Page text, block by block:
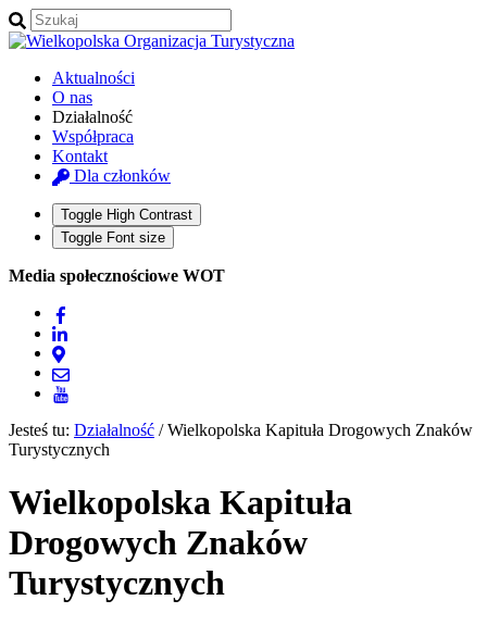
Aktualności
O nas
Działalność
Współpraca
Kontakt
Dla członków
Toggle High Contrast
Toggle Font size
Media społecznościowe WOT
Jesteś tu: Działalność /Wielkopolska Kapituła Drogowych Znaków
Turystycznych
Wielkopolska Kapituła
Drogowych Znaków
Turystycznych